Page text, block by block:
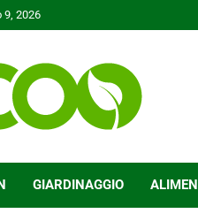
9, 2026
GIARDINAGGIO